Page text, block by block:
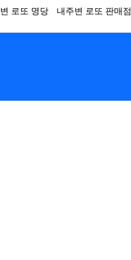
로또 명당 내주변 로또 판매점